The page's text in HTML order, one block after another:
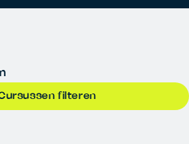
filteren